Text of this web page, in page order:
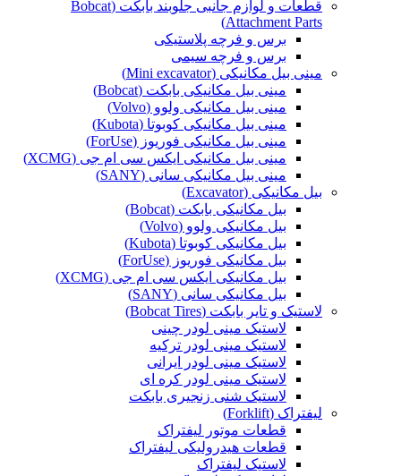
قطعات و لوازم جانبی جلوبند بابکت (Bobcat
Attachment Parts)
برس و فرچه پلاستیکی
برس و فرچه سیمی
مینی بیل مکانیکی (Mini excavator)
مینی بیل مکانیکی بابکت (Bobcat)
مینی بیل مکانیکی ولوو (Volvo)
مینی بیل مکانیکی کوبوتا (Kubota)
مینی بیل مکانیکی فوریوز (ForUse)
مینی بیل مکانیکی ایکس سی ام جی (XCMG)
مینی بیل مکانیکی سانی (SANY)
بیل مکانیکی (Excavator)
بیل مکانیکی بابکت (Bobcat)
بیل مکانیکی ولوو (Volvo)
بیل مکانیکی کوبوتا (Kubota)
بیل مکانیکی فوریوز (ForUse)
بیل مکانیکی ایکس سی ام جی (XCMG)
بیل مکانیکی سانی (SANY)
لاستیک و تایر بابکت (Bobcat Tires)
لاستیک مینی لودر چینی
لاستیک مینی لودر ترکیه
لاستیک مینی لودر ایرانی
لاستیک مینی لودر کره ای
لاستیک شنی زنجیری بابکت
لیفتراک (Forklift)
قطعات موتور لیفتراک
قطعات هیدرولیکی لیفتراک
لاستیک لیفتراک